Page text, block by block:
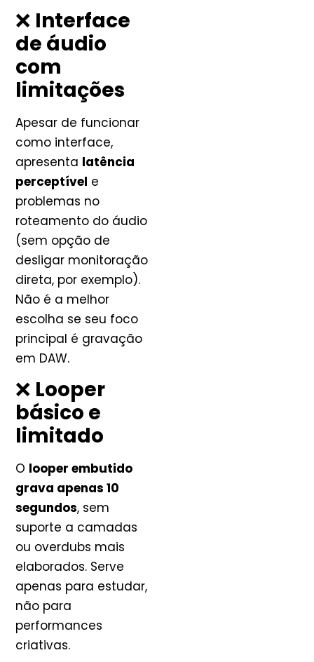
❌ Interface
de áudio
com
limitações
Apesar de funcionar
como interface,
apresenta latência
perceptível e
problemas no
roteamento do áudio
(sem opção de
desligar monitoração
direta, por exemplo).
Não é a melhor
escolha se seu foco
principal é gravação
em DAW.
❌ Looper
básico e
limitado
O looper embutido
grava apenas 10
segundos, sem
suporte a camadas
ou overdubs mais
elaborados. Serve
apenas para estudar,
não para
performances
criativas.